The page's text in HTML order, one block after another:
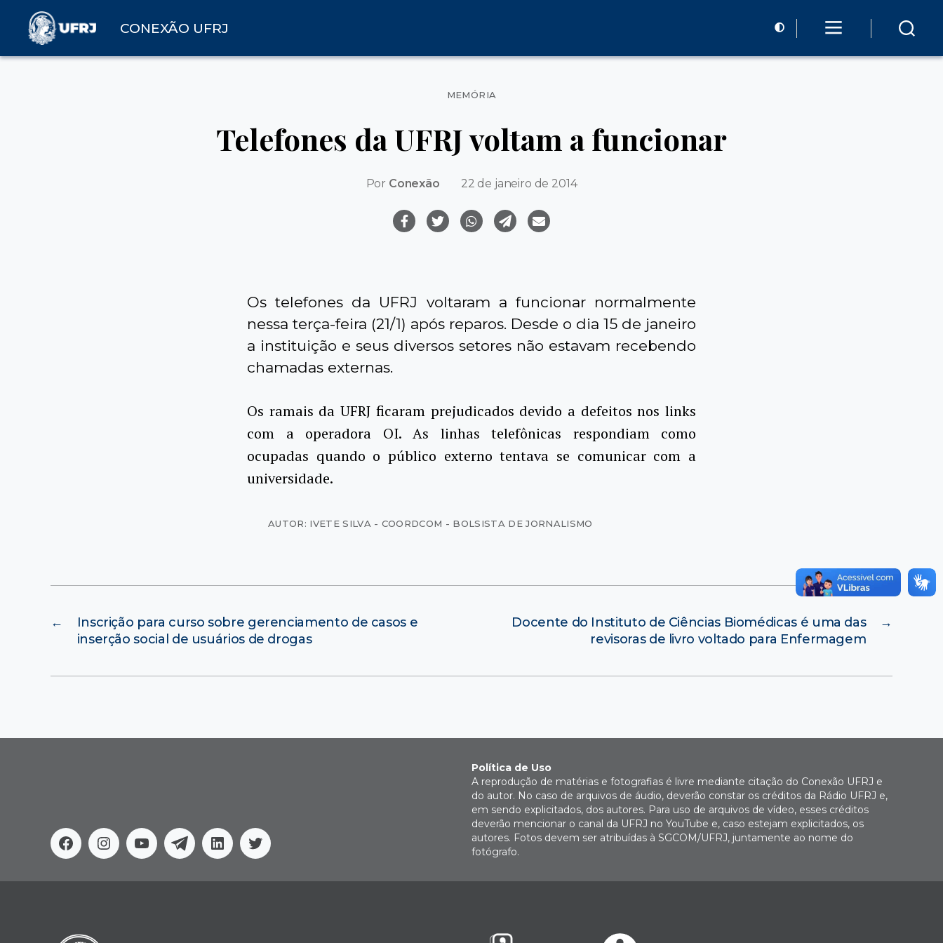
CONEXÃO UFRJ
Categorias
MEMÓRIA
Telefones da UFRJ voltam a funcionar
Por Conexão 22 de janeiro de 2014
Os telefones da UFRJ voltaram a funcionar normalmente
nessa terça-feira (21/1) após reparos. Desde o dia 15 de janeiro
a instituição e seus diversos setores não estavam recebendo
chamadas externas.
Os ramais da UFRJ ficaram prejudicados devido a defeitos nos links
com a operadora OI. As linhas telefônicas respondiam como
ocupadas quando o público externo tentava se comunicar com a
universidade.
AUTOR: IVETE SILVA - COORDCOM - BOLSISTA DE JORNALISMO
←
Inscrição para curso sobre gerenciamento de casos e
inserção social de usuários de drogas
→
Docente do Instituto de Ciências Biomédicas é uma das
revisoras de livro voltado para Enfermagem
FacebookInstagram
YoutubeTelegramLinkedinTwitter
Política de Uso
A reprodução de matérias e fotografias é livre mediante citação do Conexão UFRJ e
do autor. No caso de arquivos de áudio, deverão constar os créditos da Rádio UFRJ e,
em sendo explicitados, dos autores. Para uso de arquivos de vídeo, esses créditos
deverão mencionar o canal da UFRJ no YouTube e, caso estejam explicitados, os
autores. Fotos devem ser atribuídas à SGCOM/UFRJ, juntamente ao nome do
fotógrafo.